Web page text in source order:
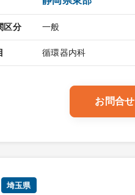
区分 一般
循環器内科
お問合せ
埼玉県